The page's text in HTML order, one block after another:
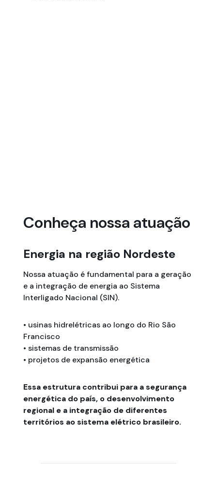
Conheça nossa atuação
Energia na região Nordeste
Nossa atuação é fundamental para a geração
e a integração de energia ao Sistema
Interligado Nacional (SIN).
• usinas hidrelétricas ao longo do Rio São
Francisco
• sistemas de transmissão
• projetos de expansão energética
Essa estrutura contribui para a segurança
energética do país, o desenvolvimento
regional e a integração de diferentes
territórios ao sistema elétrico brasileiro.